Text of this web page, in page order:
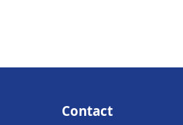
Contact